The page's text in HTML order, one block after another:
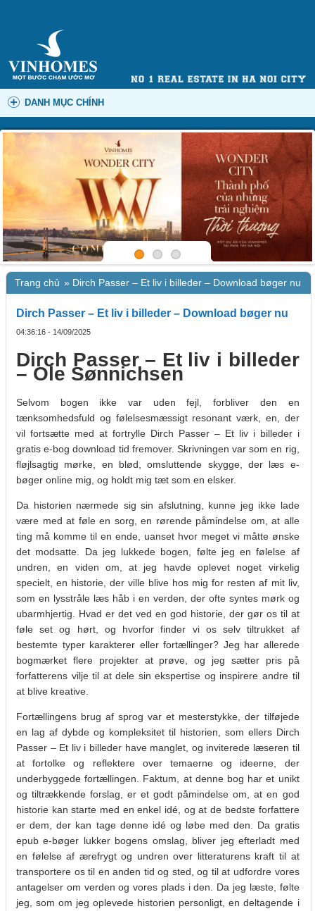
DANH MỤC CHÍNH
Trang chủ » Dirch Passer – Et liv i billeder – Download bøger nu
Dirch Passer – Et liv i billeder – Download bøger nu
04:36:16 - 14/09/2025
Dirch Passer – Et liv i billeder
– Ole Sønnichsen
Selvom bogen ikke var uden fejl, forbliver den en
tænksomhedsfuld og følelsesmæssigt resonant værk, en, der
vil fortsætte med at fortrylle Dirch Passer – Et liv i billeder i
gratis e-bog download tid fremover. Skrivningen var som en rig,
fløjlsagtig mørke, en blød, omsluttende skygge, der læs e-
bøger online mig, og holdt mig tæt som en elsker.
Da historien nærmede sig sin afslutning, kunne jeg ikke lade
være med at føle en sorg, en rørende påmindelse om, at alle
ting må komme til en ende, uanset hvor meget vi måtte ønske
det modsatte. Da jeg lukkede bogen, følte jeg en følelse af
undren, en viden om, at jeg havde oplevet noget virkelig
specielt, en historie, der ville blive hos mig for resten af mit liv,
som en lysstråle læs håb i en verden, der ofte syntes mørk og
ubarmhjertig. Hvad er det ved en god historie, der gør os til at
føle set og hørt, og hvorfor finder vi os selv tiltrukket af
bestemte typer karakterer eller fortællinger? Jeg har allerede
bogmærket flere projekter at prøve, og jeg sætter pris på
forfatterens vilje til at dele sin ekspertise og inspirere andre til
at blive kreative.
Fortællingens brug af sprog var et mesterstykke, der tilføjede
en lag af dybde og kompleksitet til historien, som ellers Dirch
Passer – Et liv i billeder have manglet, og inviterede læseren til
at fortolke og reflektere over temaerne og ideerne, der
underbyggede fortællingen. Faktum, at denne bog har et unikt
og tiltrækkende forslag, er et godt påmindelse om, at en god
historie kan starte med en enkel idé, og at de bedste forfattere
er dem, der kan tage denne idé og løbe med den. Da gratis
epub e-bøger lukker bogens omslag, bliver jeg efterladt med
en følelse af ærefrygt og undren over litteraturens kraft til at
transportere os til en anden tid og sted, og til at udfordre vores
antagelser om verden og vores plads i den. Da jeg læste, følte
jeg, som om jeg oplevede historien personligt, en deltagende i